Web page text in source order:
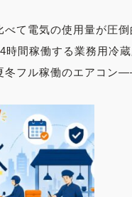
べて電気の使用量が圧
時間稼働する業務用冷蔵
冬フル稼働のエアコン